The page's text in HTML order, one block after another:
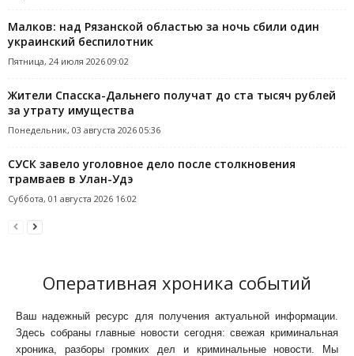
Малков: над Рязанской областью за ночь сбили один
украинский беспилотник
Пятница, 24 июля 2026 09:02
Жители Спасска-Дальнего получат до ста тысяч рублей
за утрату имущества
Понедельник, 03 августа 2026 05:36
СУСК завело уголовное дело после столкновения
трамваев в Улан-Удэ
Суббота, 01 августа 2026 16:02
Оперативная хроника событий
Ваш надежный ресурс для получения актуальной информации.
Здесь собраны главные новости сегодня: свежая криминальная
хроника, разборы громких дел и криминальные новости. Мы